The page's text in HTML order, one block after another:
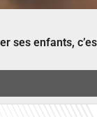
ses enfants,